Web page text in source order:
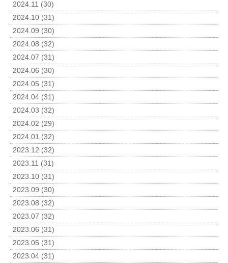
2024.11 (30)
2024.10 (31)
2024.09 (30)
2024.08 (32)
2024.07 (31)
2024.06 (30)
2024.05 (31)
2024.04 (31)
2024.03 (32)
2024.02 (29)
2024.01 (32)
2023.12 (32)
2023.11 (31)
2023.10 (31)
2023.09 (30)
2023.08 (32)
2023.07 (32)
2023.06 (31)
2023.05 (31)
2023.04 (31)